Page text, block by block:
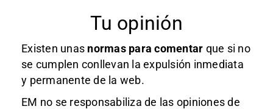
Tu opinión
Existen unas normas para comentar que si no
se cumplen conllevan la expulsión inmediata
y permanente de la web.
EM no se responsabiliza de las opiniones de